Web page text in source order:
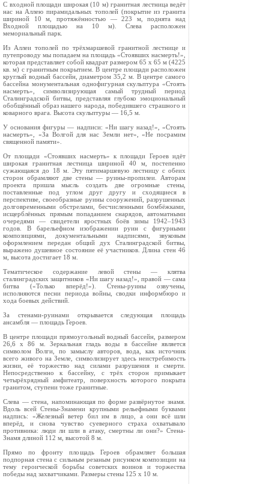
С входной площади широкая (10 м) гранитная лестница ведёт
нас на Аллею пирамидальных тополей (покрытие из гранита
шириной 10 м, протяжённостью — 223 м, поднята над
Входной площадью на 10 м). Слева расположен
мемориальный парк.
Из Аллеи тополей по трёхмаршевой гранитной лестнице и
путепроводу мы попадаем на площадь «Стоявших насмерть!»,
которая представляет собой квадрат размером 65 x 65 м (4225
кв. м) с гранитным покрытием. В центре площади расположен
круглый водный бассейн, диаметром 35,2 м. В центре самого
бассейна монументальная однофигурная скульптура «Стоять
насмерть», символизирующая самый трудный период
Сталинградской битвы, представляя глубоко эмоциональный
обобщённый образ нашего народа, победившего страшного и
коварного врага. Высота скульптуры — 16,5 м.
У основания фигуры — надписи: «Ни шагу назад!», «Стоять
насмерть», «За Волгой для нас Земли нет», «Не посрамим
священной памяти».
От площади «Стоявших насмерть» к площади Героев идёт
широкая гранитная лестница шириной 40 м, постепенно
сужающаяся до 18 м. Эту пятимаршевую лестницу с обеих
сторон обрамляют две стены — руины-пропилеи. Авторам
проекта пришла мысль создать две огромные стены,
поставленные под углом друг другу и сходящиеся в
перспективе, своеобразные руины сооружений, разрушенных
долговременными обстрелами, бесчисленными бомбёжками,
исщерблённых прямым попаданием снарядов, автоматными
очередями — свидетели яростных боёв зимы 1942–1943
годов. В барельефном изображении руин с фигурными
композициями, документальными надписями, звуковым
оформлением передан общий дух Сталинградской битвы,
выражено душевное состояние её участников. Длина стен 46
м, высота достигает 18 м.
Тематическое содержание левой стены — клятва
сталинградских защитников «Ни шагу назад!», правой — сама
битва («Только вперёд!»). Стены-руины озвучены,
исполняются песни периода войны, сводки информбюро и
хода боевых действий.
За стенами-руинами открывается следующая площадь
ансамбля — площадь Героев.
В центре площади прямоугольный водный бассейн, размером
26,6 x 86 м. Зеркальная гладь воды в бассейне является
символом Волги, по замыслу авторов, вода, как источник
всего живого на Земле, символизирует здесь неистребимость
жизни, её торжество над силами разрушения и смерти.
Непосредственно к бассейну, с трёх сторон примыкает
четырёхрядный амфитеатр, поверхность которого покрыта
гранитом, ступени тоже гранитные.
Слева — стена, напоминающая по форме развёрнутое знамя.
Вдоль всей Стены-Знамени крупными рельефными буквами
надпись: «Железный ветер бил им в лицо, а они всё шли
вперёд, и снова чувство суеверного страха охватывало
противника: люди ли шли в атаку, смертны ли они?» Стена-
Знамя длиной 112 м, высотой 8 м.
Прямо по фронту площадь Героев обрамляет большая
подпорная стена с сильным резаным рисунком композиции на
тему героической борьбы советских воинов и торжества
победы над захватчиками. Размеры стены 125 x 10 м.